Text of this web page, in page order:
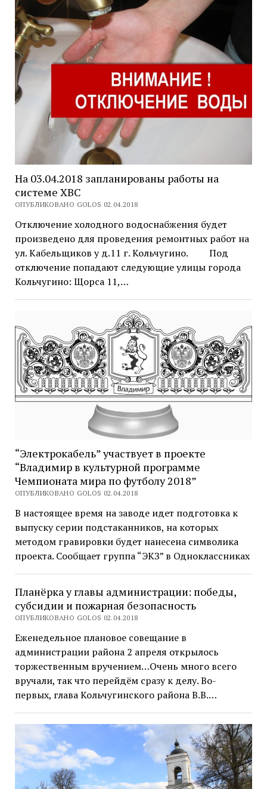
На 03.04.2018 запланированы работы на
системе ХВС
ОПУБЛИКОВАНО GOLOS 02.04.2018
Отключение холодного водоснабжения будет
произведено для проведения ремонтных работ на
ул. Кабельщиков у д.11 г. Кольчугино. Под
отключение попадают следующие улицы города
Кольчугино: Щорса 11,…
“Электрокабель” участвует в проекте
“Владимир в культурной программе
Чемпионата мира по футболу 2018”
ОПУБЛИКОВАНО GOLOS 02.04.2018
В настоящее время на заводе идет подготовка к
выпуску серии подстаканников, на которых
методом гравировки будет нанесена символика
проекта. Сообщает группа “ЭКЗ” в Одноклассниках
Планёрка у главы администрации: победы,
субсидии и пожарная безопасность
ОПУБЛИКОВАНО GOLOS 02.04.2018
Еженедельное плановое совещание в
администрации района 2 апреля открылось
торжественным вручением…Очень много всего
вручали, так что перейдём сразу к делу. Во-
первых, глава Кольчугинского района В.В.…